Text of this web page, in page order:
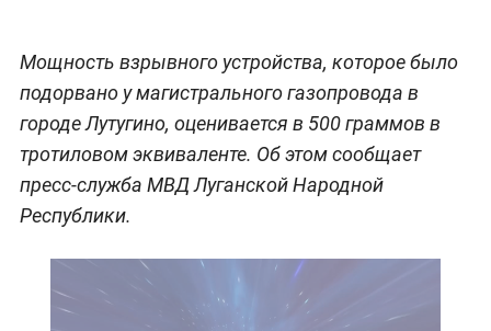
Мощность взрывного устройства, которое было
подорвано у магистрального газопровода в
городе Лутугино, оценивается в 500 граммов в
тротиловом эквиваленте. Об этом сообщает
пресс-служба МВД Луганской Народной
Республики.